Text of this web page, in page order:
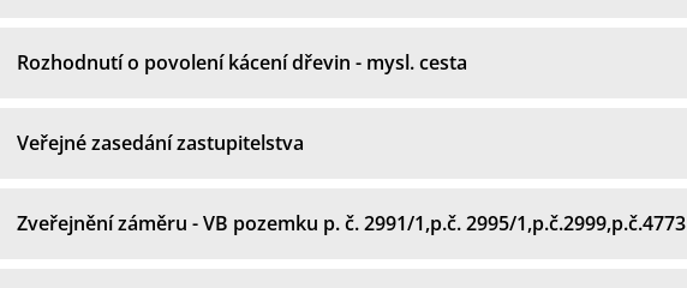
Rozhodnutí o povolení kácení dřevin - mysl. cesta
Veřejné zasedání zastupitelstva
Zveřejnění záměru - VB pozemku p. č. 2991/1,p.č. 2995/1,p.č.2999,p.č.4773